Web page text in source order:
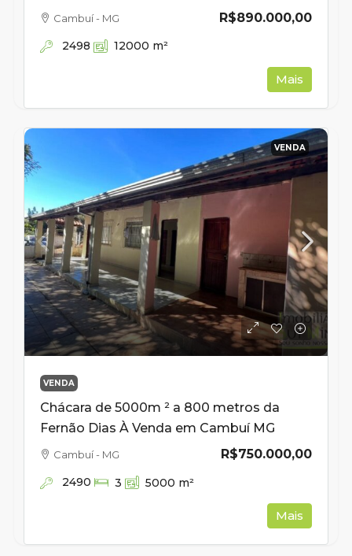
R$890.000,00
Cambuí - MG
2498 12000 m²
Mais
VENDA
VENDA
Chácara de 5000m ² a 800 metros da
Fernão Dias À Venda em Cambuí MG
R$750.000,00
Cambuí - MG
2490 3 5000 m²
Mais